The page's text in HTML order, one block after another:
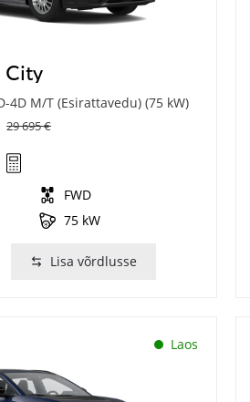
City
4D M/T (Esirattavedu) (75 kW)
29 695 €
FWD
75 kW
Lisa võrdlusse
Laos